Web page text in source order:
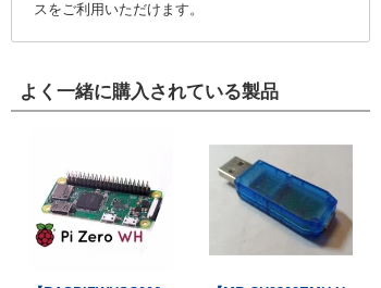
スをご利用いただけます。
よく一緒に購入されている製品